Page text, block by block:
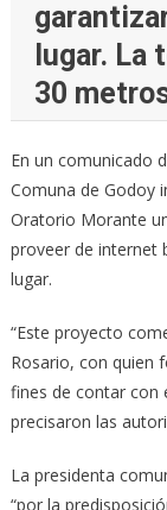
lugar. La
30
En un comunicado
Comuna de Godoy
Oratorio Morante
proveer de internet
lugar.
“Este proyecto
Rosario, con quien
fines de contar con
precisaron las
La presidenta
“por la